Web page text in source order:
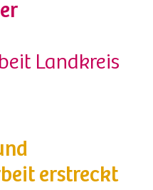
Landkreis
erstreckt